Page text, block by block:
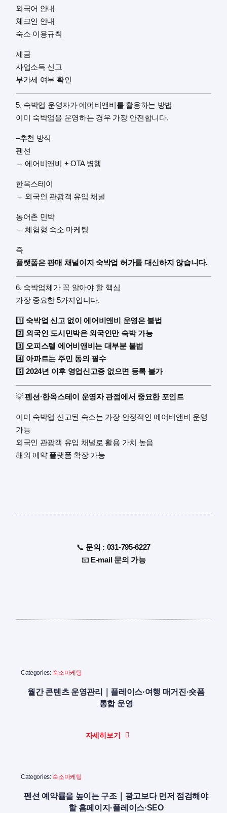
외국어 안내
체크인 안내
숙소 이용규칙
세금
사업소득 신고
부가세 여부 확인
5. 숙박업 운영자가 에어비앤비를 활용하는 방법
이미 숙박업을 운영하는 경우 가장 안전합니다.
–추천 방식
펜션
→ 에어비앤비 + OTA 병행
한옥스테이
→ 외국인 관광객 유입 채널
농어촌 민박
→ 체험형 숙소 마케팅
즉
플랫폼은 판매 채널이지 숙박업 허가를 대신하지 않습니다.
6. 숙박업체가 꼭 알아야 할 핵심
가장 중요한 5가지입니다.
1️⃣ 숙박업 신고 없이 에어비앤비 운영은 불법
2️⃣ 외국인 도시민박은 외국인만 숙박 가능
3️⃣ 오피스텔 에어비앤비는 대부분 불법
4️⃣ 아파트는 주민 동의 필수
5️⃣2024년 이후 영업신고증 없으면 등록 불가
💡펜션·한옥스테이 운영자 관점에서 중요한 포인트
이미 숙박업 신고된 숙소는 가장 안정적인 에어비앤비 운영
가능
외국인 관광객 유입 채널로 활용 가치 높음
해외 예약 플랫폼 확장 가능
📞 문의 : 031-795-6227
📧 E-mail 문의 가능
Categories: 숙소마케팅
월간 콘텐츠 운영관리｜플레이스·여행 매거진·숏폼
통합 운영
자세히보기
Categories: 숙소마케팅
펜션 예약률을 높이는 구조｜광고보다 먼저 점검해야
할 홈페이지·플레이스·SEO